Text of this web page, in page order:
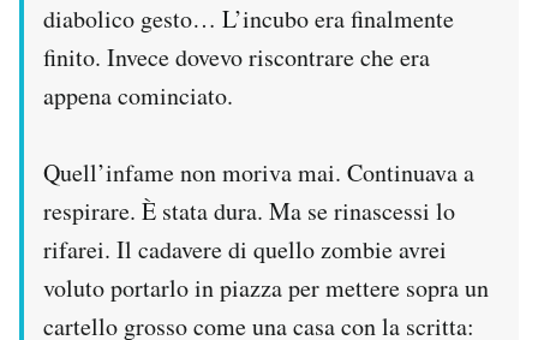
diabolico gesto… L’incubo era finalmente
finito. Invece dovevo riscontrare che era
appena cominciato.
Quell’infame non moriva mai. Continuava a
respirare. È stata dura. Ma se rinascessi lo
rifarei. Il cadavere di quello zombie avrei
voluto portarlo in piazza per mettere sopra un
cartello grosso come una casa con la scritta: